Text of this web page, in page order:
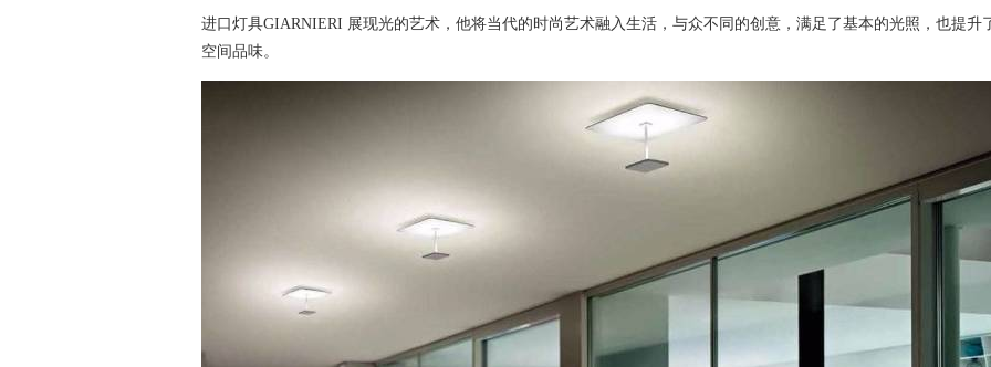
进口灯具GIARNIERI 展现光的艺术，他将当代的时尚艺术融入生活，与众不同的创意，满足了基本的光照，也提升
空间品味。